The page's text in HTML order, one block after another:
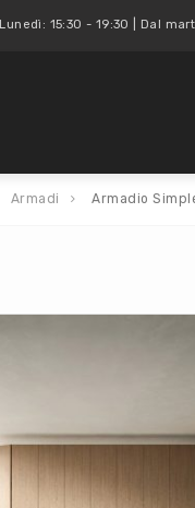
Lunedì: 15:30 - 19:30 | Dal
Armadi Armadio